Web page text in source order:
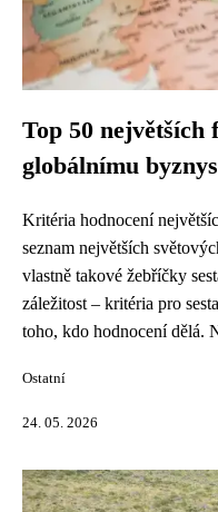
Top 50 největších
globálnímu
Kritéria hodnocení
seznam největších
vlastně takové žebříčky
záležitost – kritéria pro
toho, kdo hodnocení dělá.
Ostatní
24. 05. 2026